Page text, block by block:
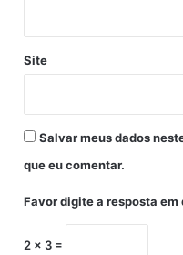
Site
Salvar meus dados
que eu comentar.
Favor digite a resposta em
2 × 3 =